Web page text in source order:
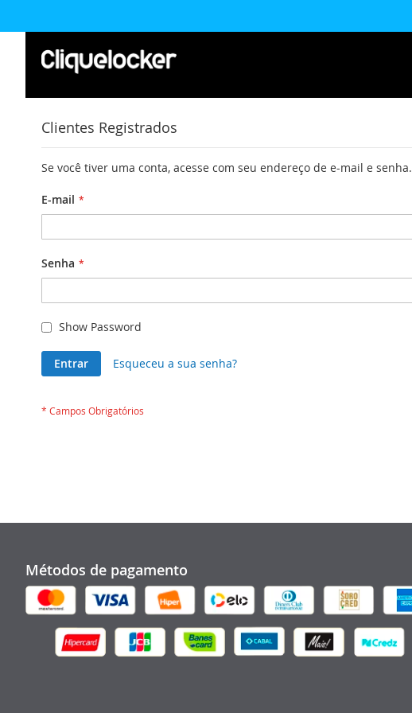
para
o
conteúdo
Clientes Registrados
Se você tiver uma conta, acesse com seu endereço de e-mail e senha.
E-mail
Senha
Show Password
Entrar Esqueceu a sua senha?
Métodos de pagamento